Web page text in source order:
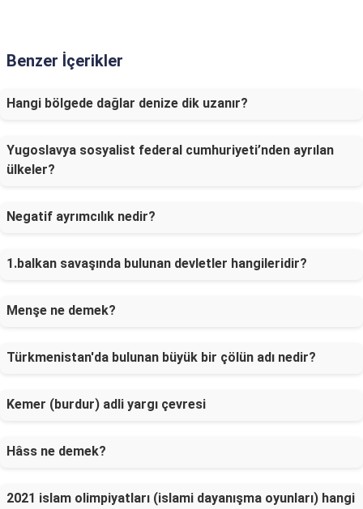
Benzer İçerikler
Hangi bölgede dağlar denize dik uzanır?
Yugoslavya sosyalist federal cumhuriyeti’nden ayrılan
ülkeler?
Negatif ayrımcılık nedir?
1.balkan savaşında bulunan devletler hangileridir?
Menşe ne demek?
Türkmenistan'da bulunan büyük bir çölün adı nedir?
Kemer (burdur) adli yargı çevresi
Hâss ne demek?
2021 islam olimpiyatları (islami dayanışma oyunları) hangi